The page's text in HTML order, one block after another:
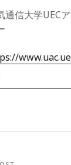
通信大学UEC